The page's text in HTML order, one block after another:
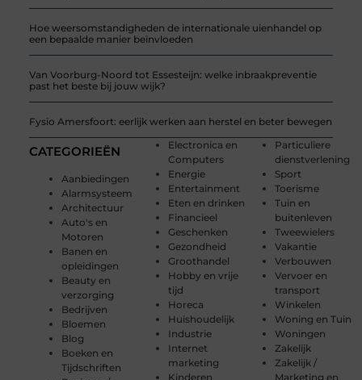
Hoe weersomstandigheden de internationale uienhandel op
een bepaalde manier beïnvloeden
Van Voorburg-Noord tot Essesteijn: welke inbraakpreventie
past het beste bij jouw wijk?
Fysio Amersfoort: eerlijk werken aan herstel en beter bewegen
CATEGORIEËN
Aanbiedingen
Alarmsysteem
Architectuur
Auto's en
Motoren
Banen en
opleidingen
Beauty en
verzorging
Bedrijven
Bloemen
Blog
Boeken en
Tijdschriften
Electronica en
Computers
Energie
Entertainment
Eten en drinken
Financieel
Geschenken
Gezondheid
Groothandel
Hobby en vrije
tijd
Horeca
Huishoudelijk
Industrie
Internet
marketing
Kinderen
Particuliere
dienstverlening
Sport
Toerisme
Tuin en
buitenleven
Tweewielers
Vakantie
Verbouwen
Vervoer en
transport
Winkelen
Woning en Tuin
Woningen
Zakelijk
Zakelijk /
Marketing en